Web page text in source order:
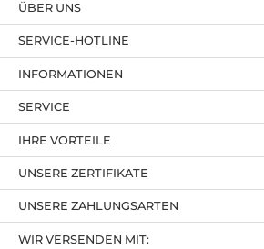
SERVICE-HOTLINE
IHRE VORTEILE
UNSERE ZAHLUNGSARTEN
ÜBER UNS
UNSERE ZERTIFIKATE
INFORMATIONEN
SERVICE
WIR VERSENDEN MIT: